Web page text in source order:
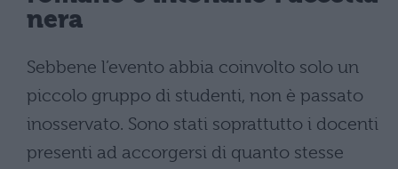
nera
Sebbene l’evento abbia coinvolto solo un
piccolo gruppo di studenti, non è passato
inosservato. Sono stati soprattutto i docenti
presenti ad accorgersi di quanto stesse